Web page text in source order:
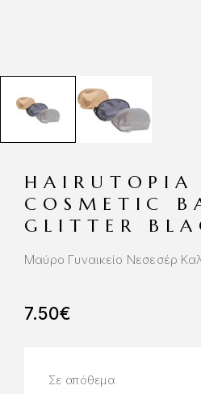
HAIRUTOPIA
COSMETIC
GLITTER
Μαύρο Γυναικείο Νεσεσέρ
7.50€
Σε απόθεμα